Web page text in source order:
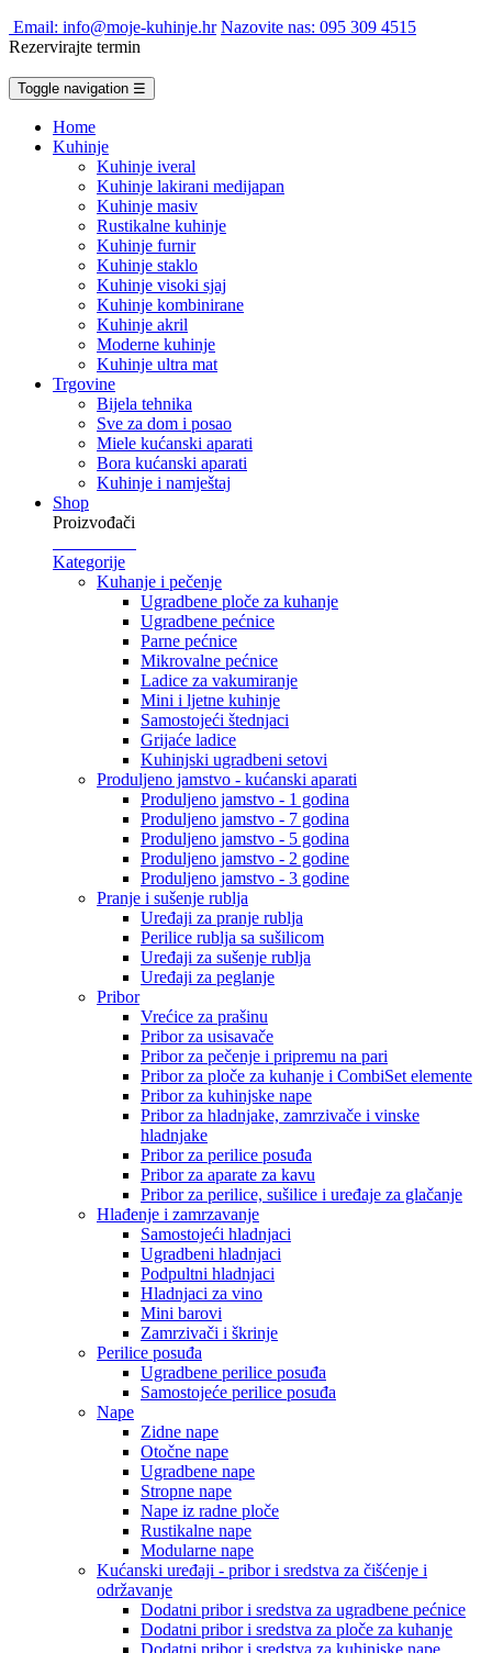
Email: info@moje-kuhinje.hr Nazovite nas: 095 309 4515
Rezervirajte termin
Toggle navigation ☰
Home
Kuhinje
Kuhinje iveral
Kuhinje lakirani medijapan
Kuhinje masiv
Rustikalne kuhinje
Kuhinje furnir
Kuhinje staklo
Kuhinje visoki sjaj
Kuhinje kombinirane
Kuhinje akril
Moderne kuhinje
Kuhinje ultra mat
Trgovine
Bijela tehnika
Sve za dom i posao
Miele kućanski aparati
Bora kućanski aparati
Kuhinje i namještaj
Shop
Proizvođači
Kategorije
Kuhanje i pečenje
Ugradbene ploče za kuhanje
Ugradbene pećnice
Parne pećnice
Mikrovalne pećnice
Ladice za vakumiranje
Mini i ljetne kuhinje
Samostojeći štednjaci
Grijaće ladice
Kuhinjski ugradbeni setovi
Produljeno jamstvo - kućanski aparati
Produljeno jamstvo - 1 godina
Produljeno jamstvo - 7 godina
Produljeno jamstvo - 5 godina
Produljeno jamstvo - 2 godine
Produljeno jamstvo - 3 godine
Pranje i sušenje rublja
Uređaji za pranje rublja
Perilice rublja sa sušilicom
Uređaji za sušenje rublja
Uređaji za peglanje
Pribor
Vrećice za prašinu
Pribor za usisavače
Pribor za pečenje i pripremu na pari
Pribor za ploče za kuhanje i CombiSet elemente
Pribor za kuhinjske nape
Pribor za hladnjake, zamrzivače i vinske
hladnjake
Pribor za perilice posuđa
Pribor za aparate za kavu
Pribor za perilice, sušilice i uređaje za glačanje
Hlađenje i zamrzavanje
Samostojeći hladnjaci
Ugradbeni hladnjaci
Podpultni hladnjaci
Hladnjaci za vino
Mini barovi
Zamrzivači i škrinje
Perilice posuđa
Ugradbene perilice posuđa
Samostojeće perilice posuđa
Nape
Zidne nape
Otočne nape
Ugradbene nape
Stropne nape
Nape iz radne ploče
Rustikalne nape
Modularne nape
Kućanski uređaji - pribor i sredstva za čišćenje i
održavanje
Dodatni pribor i sredstva za ugradbene pećnice
Dodatni pribor i sredstva za ploče za kuhanje
Dodatni pribor i sredstva za kuhinjske nape